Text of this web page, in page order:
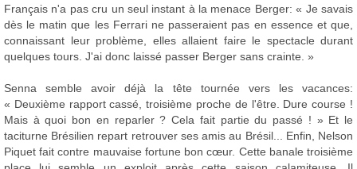
Français n'a pas cru un seul instant à la menace Berger: « Je savais
dès le matin que les Ferrari ne passeraient pas en essence et que,
connaissant leur problème, elles allaient faire le spectacle durant
quelques tours. J'ai donc laissé passer Berger sans crainte. »
Senna semble avoir déjà la tête tournée vers les vacances:
« Deuxième rapport cassé, troisième proche de l'être. Dure course !
Mais à quoi bon en reparler ? Cela fait partie du passé ! » Et le
taciturne Brésilien repart retrouver ses amis au Brésil... Enfin, Nelson
Piquet fait contre mauvaise fortune bon cœur. Cette banale troisième